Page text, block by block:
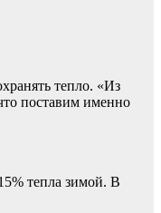
тепло. «Из
поставим именно
тепла зимой. В